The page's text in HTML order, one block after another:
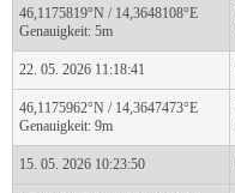
46,1175819°N / 14,3648108°E
Genauigkeit: 5m
22. 05. 2026 11:18:41
46,1175962°N / 14,3647473°E
Genauigkeit: 9m
15. 05. 2026 10:23:50